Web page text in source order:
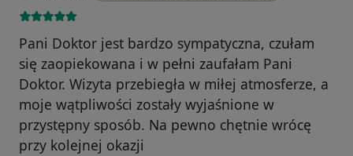
Pani Doktor jest bardzo sympatyczna, czułam
się zaopiekowana i w pełni zaufałam Pani
Doktor. Wizyta przebiegła w miłej atmosferze, a
moje wątpliwości zostały wyjaśnione w
przystępny sposób. Na pewno chętnie wrócę
przy kolejnej okazji